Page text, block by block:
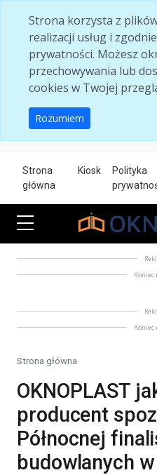
Strona korzysta z
realizacji usług i
prywatności. Możesz
przechowywania lub
cookies w Twojej
Rozumiem
Strona
główna
Kiosk
Polityka
Koniec
Koniec
Strona główna
OKNOPLAST
producent
Północnej
budowlanych